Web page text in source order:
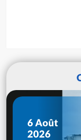
6 Août
2026